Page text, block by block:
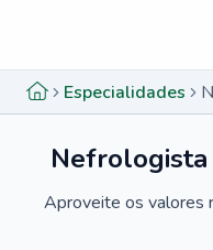
Especialidades
Nefrologista
Aproveite os valores